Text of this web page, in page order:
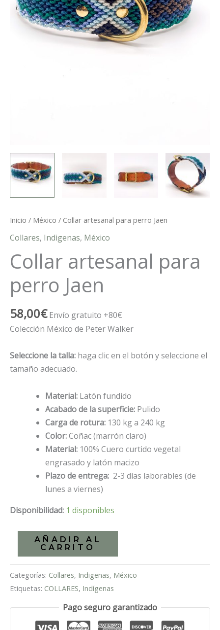
Inicio / México / Collar artesanal para perro Jaen
Collares, Indigenas, México
Collar artesanal para
perro Jaen
58,00€ Envío gratuito +80€
Colección México de Peter Walker
Seleccione la talla: haga clic en el botón y seleccione el
tamaño adecuado.
Material: Latón fundido
Acabado de la superficie: Pulido
Carga de rotura: 130 kg a 240 kg
Color:Coñac (marrón claro)
Material: 100% Cuero curtido vegetal
engrasado y latón macizo
Plazo de entrega: 2-3 días laborables (de
lunes a viernes)
Disponibilidad: 1 disponibles
artesanal
para
perro
Jaen
AÑADIR AL
CARRITO
Categorías: Collares, Indigenas, México
Etiquetas: COLLARES, Indígenas
Pago seguro garantizado